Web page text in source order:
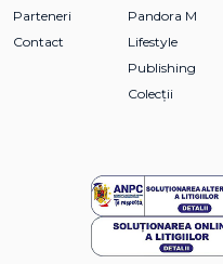
Parteneri
Contact
Pandora M
Lifestyle
Publishing
Colecții